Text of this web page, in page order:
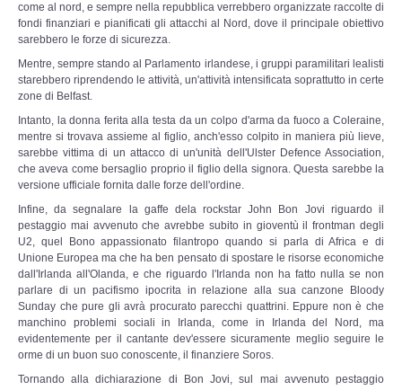
Archivio Trasmissioni Radio 23 settembre
RADIO FENICE
Trasmissioni Radio Fenice
Trasmissioni Youtube
Palinsesto
SITEMAP
come al nord, e sempre nella repubblica verrebbero organizzate raccolte di
fondi finanziari e pianificati gli attacchi al Nord, dove il principale obiettivo
sarebbero le forze di sicurezza.
Mentre, sempre stando al Parlamento irlandese, i gruppi paramilitari lealisti
starebbero riprendendo le attività, un'attività intensificata soprattutto in certe
zone di Belfast.
Intanto, la donna ferita alla testa da un colpo d'arma da fuoco a Coleraine,
mentre si trovava assieme al figlio, anch'esso colpito in maniera più lieve,
sarebbe vittima di un attacco di un'unità dell'Ulster Defence Association,
che aveva come bersaglio proprio il figlio della signora. Questa sarebbe la
versione ufficiale fornita dalle forze dell'ordine.
Infine, da segnalare la gaffe dela rockstar John Bon Jovi riguardo il
pestaggio mai avvenuto che avrebbe subito in gioventù il frontman degli
U2, quel Bono appassionato filantropo quando si parla di Africa e di
Unione Europea ma che ha ben pensato di spostare le risorse economiche
dall'Irlanda all'Olanda, e che riguardo l'Irlanda non ha fatto nulla se non
parlare di un pacifismo ipocrita in relazione alla sua canzone Bloody
Sunday che pure gli avrà procurato parecchi quattrini. Eppure non è che
manchino problemi sociali in Irlanda, come in Irlanda del Nord, ma
evidentemente per il cantante dev'essere sicuramente meglio seguire le
orme di un buon suo conoscente, il finanziere Soros.
Tornando alla dichiarazione di Bon Jovi, sul mai avvenuto pestaggio